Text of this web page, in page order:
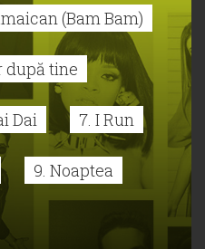
(Bam Bam)
după tine
Dai 7. I Run
9. Noaptea